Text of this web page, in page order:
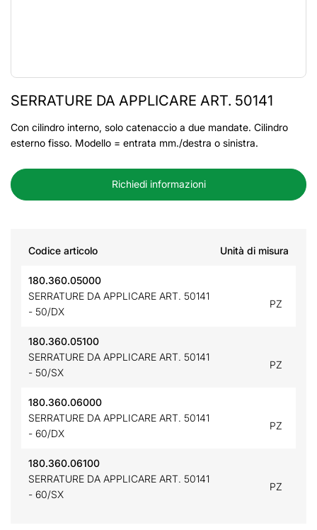
SERRATURE DA APPLICARE ART. 50141
Con cilindro interno, solo catenaccio a due mandate. Cilindro
esterno fisso. Modello = entrata mm./destra o sinistra.
Richiedi informazioni
Codice articolo Unità di misura
180.360.05000
SERRATURE DA APPLICARE ART. 50141
- 50/DX
PZ
180.360.05100
SERRATURE DA APPLICARE ART. 50141
- 50/SX
PZ
180.360.06000
SERRATURE DA APPLICARE ART. 50141
- 60/DX
PZ
180.360.06100
SERRATURE DA APPLICARE ART. 50141
- 60/SX
PZ